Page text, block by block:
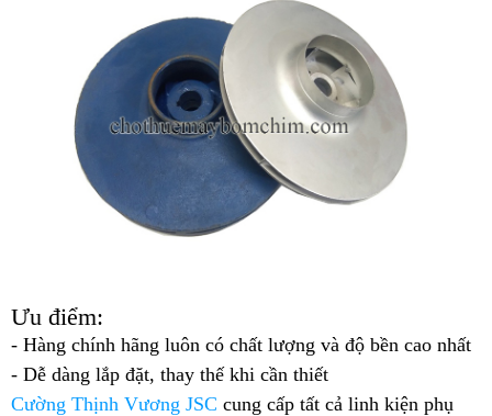
Ưu điểm:
- Hàng chính hãng luôn có chất lượng và độ bền cao nhất
- Dễ dàng lắp đặt, thay thế khi cần thiết
Cường Thịnh Vương JSC cung cấp tất cả linh kiện phụ